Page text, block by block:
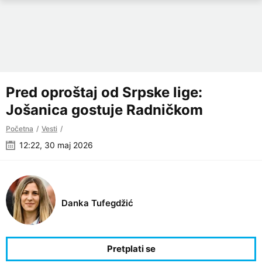
Pred oproštaj od Srpske lige:
Jošanica gostuje Radničkom
Početna Vesti
12:22, 30 maj 2026
Danka Tufegdžić